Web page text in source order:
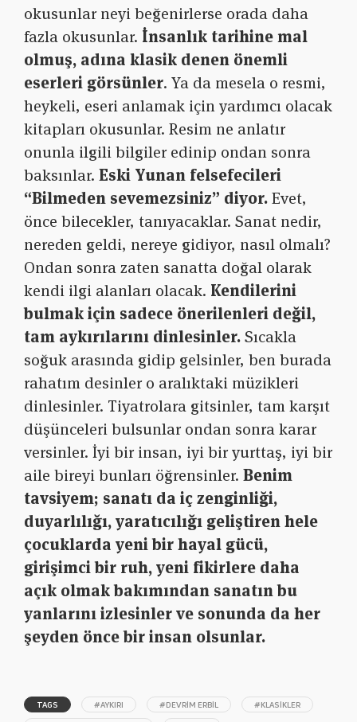
okusunlar neyi beğenirlerse orada daha
fazla okusunlar. İnsanlık tarihine mal
olmuş, adına klasik denen önemli
eserleri görsünler. Ya da mesela o resmi,
heykeli, eseri anlamak için yardımcı olacak
kitapları okusunlar. Resim ne anlatır
onunla ilgili bilgiler edinip ondan sonra
baksınlar. Eski Yunan felsefecileri
“Bilmeden sevemezsiniz” diyor.Evet,
önce bilecekler, tanıyacaklar. Sanat nedir,
nereden geldi, nereye gidiyor, nasıl olmalı?
Ondan sonra zaten sanatta doğal olarak
kendi ilgi alanları olacak. Kendilerini
bulmak için sadece önerilenleri değil,
tam aykırılarını dinlesinler.Sıcakla
soğuk arasında gidip gelsinler, ben burada
rahatım desinler o aralıktaki müzikleri
dinlesinler. Tiyatrolara gitsinler, tam karşıt
düşünceleri bulsunlar ondan sonra karar
versinler. İyi bir insan, iyi bir yurttaş, iyi bir
aile bireyi bunları öğrensinler. Benim
tavsiyem; sanatı da iç zenginliği,
duyarlılığı, yaratıcılığı geliştiren hele
çocuklarda yeni bir hayal gücü,
girişimci bir ruh, yeni fikirlere daha
açık olmak bakımından sanatın bu
yanlarını izlesinler ve sonunda da her
şeyden önce bir insan olsunlar.
TAGS #AYKIRI #DEVRIM ERBIL
#KLASIKLER